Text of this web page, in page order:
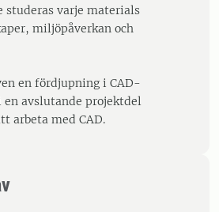
studeras varje materials
miljöpåverkan och
en fördjupning i CAD-
en avslutande projektdel
arbeta med CAD.